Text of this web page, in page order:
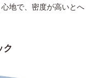
地で、密度が高いとへ
ク